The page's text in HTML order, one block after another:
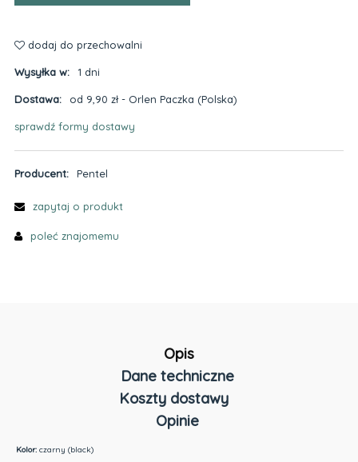
dodaj do przechowalni
Wysyłka w: 1 dni
Dostawa: od 9,90 zł - Orlen Paczka (Polska)
Cena nie zawiera ewentualnych kosztów płatności
sprawdź formy dostawy
Producent: Pentel
zapytaj o produkt
poleć znajomemu
Opis
Dane techniczne
Koszty dostawy
Cena nie zawiera ewentualnych kosztów płatności
Opinie
Kolor:czarny (black)